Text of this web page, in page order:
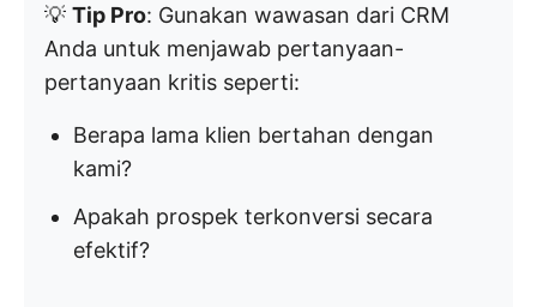
💡 Tip Pro: Gunakan wawasan dari CRM
Anda untuk menjawab pertanyaan-
pertanyaan kritis seperti:
Berapa lama klien bertahan dengan
kami?
Apakah prospek terkonversi secara
efektif?